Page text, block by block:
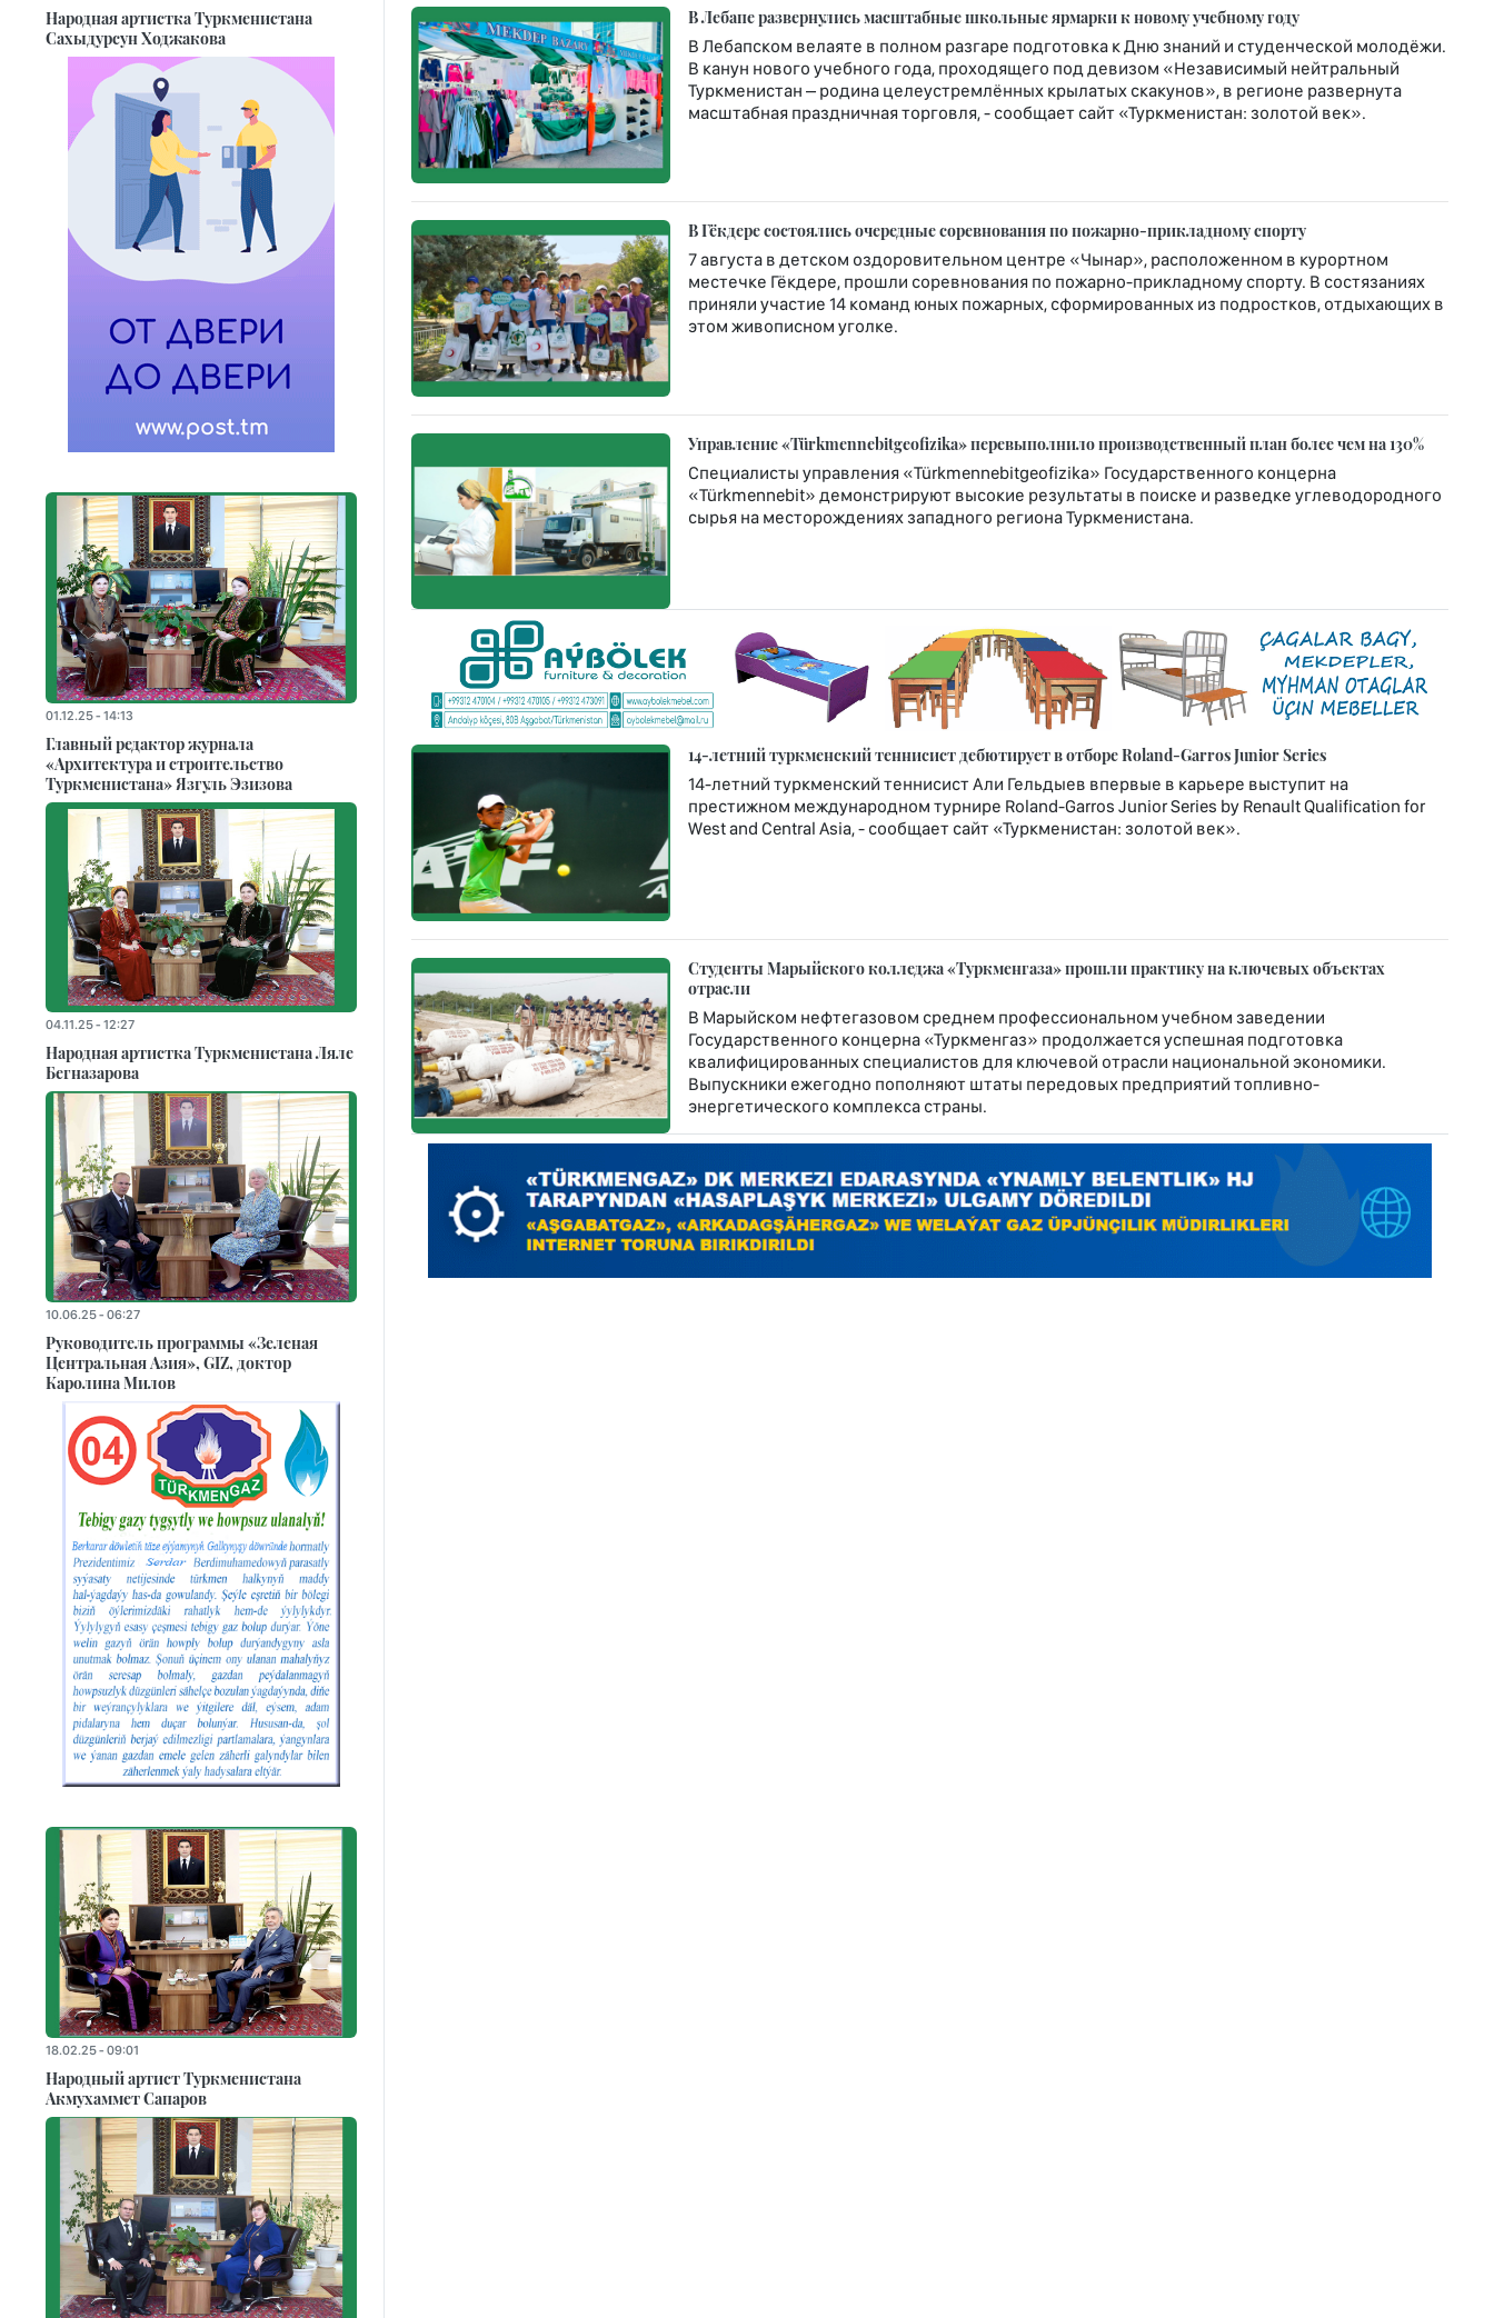
В Лебапе развернулись масштабные школьные ярмарки к новому учебному году
В Лебапском велаяте в полном разгаре подготовка к Дню знаний и студенческой молодёжи.
В канун нового учебного года, проходящего под девизом «Независимый нейтральный
Туркменистан – родина целеустремлённых крылатых скакунов», в регионе развернута
масштабная праздничная торговля, - сообщает сайт «Туркменистан: золотой век».
В Гёкдере состоялись очередные соревнования по пожарно-прикладному спорту
7 августа в детском оздоровительном центре «Чынар», расположенном в курортном
местечке Гёкдере, прошли соревнования по пожарно-прикладному спорту. В состязаниях
приняли участие 14 команд юных пожарных, сформированных из подростков, отдыхающих в
этом живописном уголке.
Управление «Türkmennebitgeofizika» перевыполнило производственный план более чем на 130%
Специалисты управления «Türkmennebitgeofizika» Государственного концерна
«Türkmennebit» демонстрируют высокие результаты в поиске и разведке углеводородного
сырья на месторождениях западного региона Туркменистана.
14-летний туркменский теннисист дебютирует в отборе Roland-Garros Junior Series
14-летний туркменский теннисист Али Гельдыев впервые в карьере выступит на
престижном международном турнире Roland-Garros Junior Series by Renault Qualification for
West and Central Asia, - сообщает сайт «Туркменистан: золотой век».
Студенты Марыйского колледжа «Туркменгаза» прошли практику на ключевых объектах
отрасли
В Марыйском нефтегазовом среднем профессиональном учебном заведении
Государственного концерна «Туркменгаз» продолжается успешная подготовка
квалифицированных специалистов для ключевой отрасли национальной экономики.
Выпускники ежегодно пополняют штаты передовых предприятий топливно-
энергетического комплекса страны.
Народная артистка Туркменистана
Сахыдурсун Ходжакова
01.12.25 - 14:13
Главный редактор журнала
«Архитектура и строительство
Туркменистана» Язгуль Эзизова
04.11.25 - 12:27
Народная артистка Туркменистана Ляле
Бегназарова
10.06.25 - 06:27
Руководитель программы «Зеленая
Центральная Азия», GIZ, доктор
Каролина Милов
18.02.25 - 09:01
Народный артист Туркменистана
Акмухаммет Сапаров